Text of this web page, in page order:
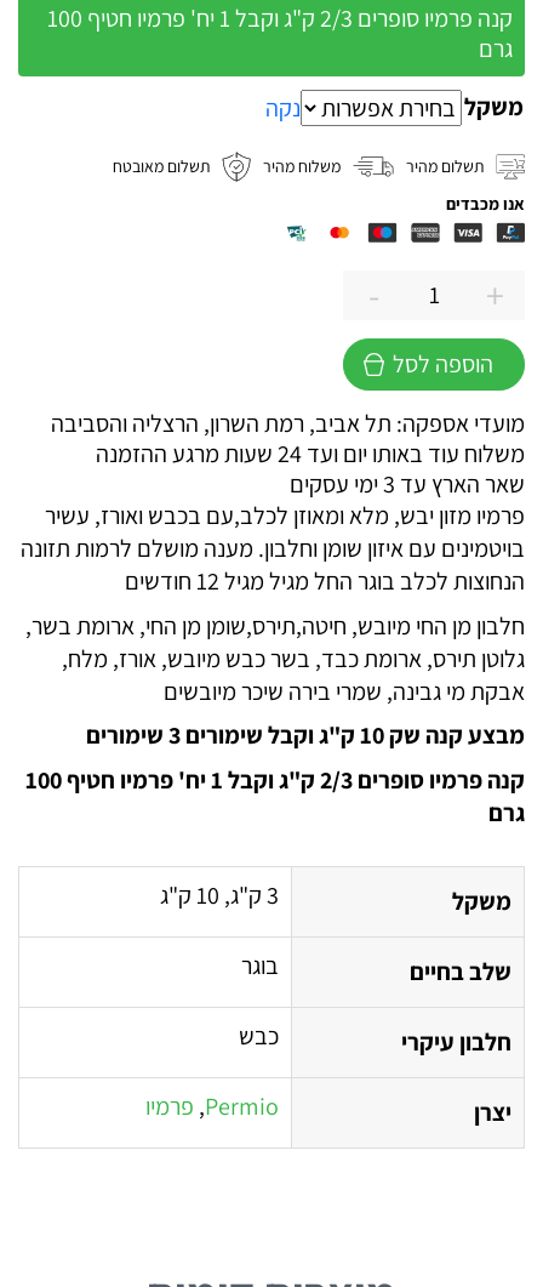
קנה פרמיו סופרים 2/3 ק"ג וקבל 1 יח' פרמיו חטיף 100
גרם
משקל
נקה
תשלום מהיר משלוח מהיר
תשלום מאובטח
אנו מכבדים
+כמות
של
פרמיו
עם
כבש
ואורז
לכלב
בוגר
-
מבצע!
-
הוספה לסל
מועדי אספקה: תל אביב, רמת השרון, הרצליה והסביבה
משלוח עוד באותו יום ועד 24 שעות מרגע ההזמנה
שאר הארץ עד 3 ימי עסקים
פרמיו מזון יבש, מלא ומאוזן לכלב,עם בכבש ואורז, עשיר
בויטמינים עם איזון שומן וחלבון. מענה מושלם לרמות תזונה
הנחוצות לכלב בוגר החל מגיל מגיל 12 חודשים
חלבון מן החי מיובש, חיטה,תירס,שומן מן החי, ארומת בשר,
גלוטן תירס, ארומת כבד, בשר כבש מיובש, אורז, מלח,
אבקת מי גבינה, שמרי בירה שיכר מיובשים
מבצע קנה שק 10 ק"ג וקבל שימורים 3 שימורים
קנה פרמיו סופרים 2/3 ק"ג וקבל 1 יח' פרמיו חטיף 100
גרם
משקל 3 ק"ג, 10 ק"ג
שלב בחיים בוגר
חלבון עיקרי כבש
יצרן Permio
, פרמיו